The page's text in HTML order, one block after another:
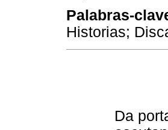
Palabras-
Historias;
Da